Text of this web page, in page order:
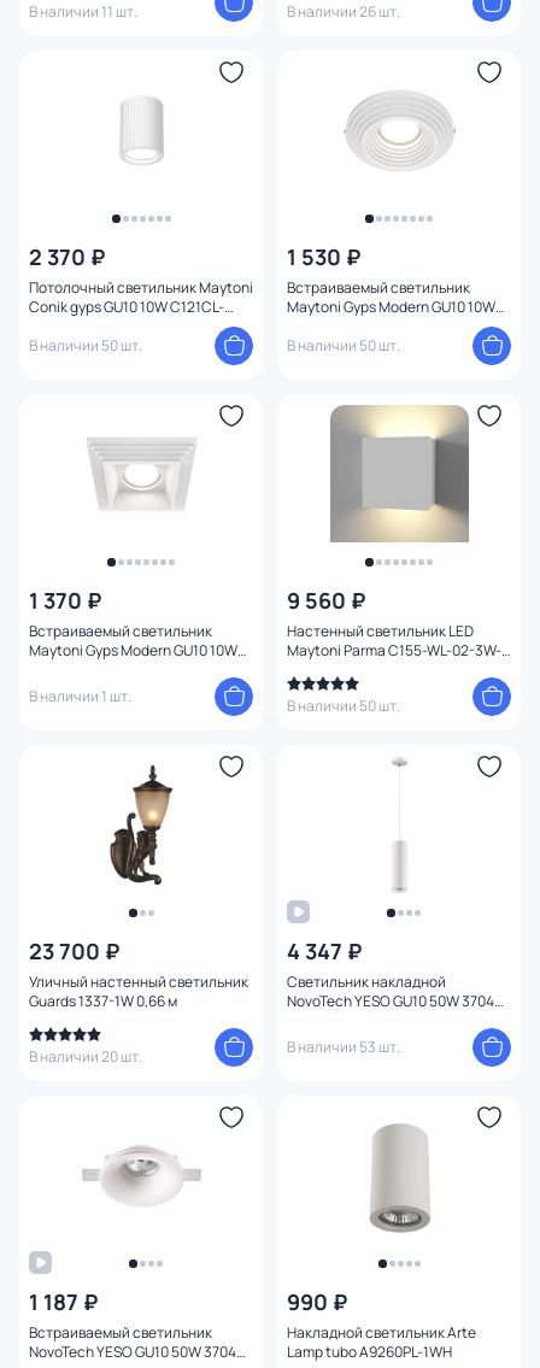
В наличии 11 шт. В наличии 26 шт.
2 370 ₽
Потолочный светильник Maytoni
Conik gyps GU10 10W C121CL-
В наличии 50 шт.
1 530 ₽
Встраиваемый светильник
Maytoni Gyps Modern GU10 10W
В наличии 50 шт.
1 370 ₽
Встраиваемый светильник
Maytoni Gyps Modern GU10 10W
В наличии 1 шт.
9 560 ₽
Настенный светильник LED
Maytoni Parma C155-WL-02-3W-
В наличии 50 шт.
23 700 ₽
Уличный настенный светильник
Guards 1337-1W 0,66 м
В наличии 20 шт.
4 347 ₽
Светильник накладной
NovoTech YESO GU10 50W 370463
В наличии 53 шт.
1 187 ₽
Встраиваемый светильник
NovoTech YESO GU10 50W 370484
990 ₽
Накладной светильник Arte
Lamp tubo A9260PL-1WH